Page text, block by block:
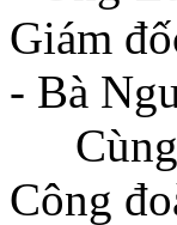
Giám
- Bà
Cùng
Công